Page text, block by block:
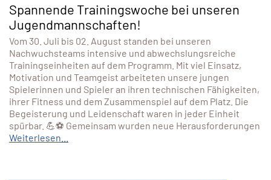
Spannende Trainingswoche bei unseren
Jugendmannschaften!
Vom 30. Juli bis 02. August standen bei unseren
Nachwuchsteams intensive und abwechslungsreiche
Trainingseinheiten auf dem Programm. Mit viel Einsatz,
Motivation und Teamgeist arbeiteten unsere jungen
Spielerinnen und Spieler an ihren technischen Fähigkeiten,
ihrer Fitness und dem Zusammenspiel auf dem Platz. Die
Begeisterung und Leidenschaft waren in jeder Einheit
spürbar. 💪⚽ Gemeinsam wurden neue Herausforderungen
Weiterlesen...